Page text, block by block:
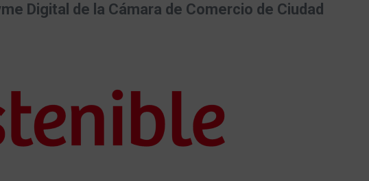
Digital de la Cámara de Comercio de Ciudad